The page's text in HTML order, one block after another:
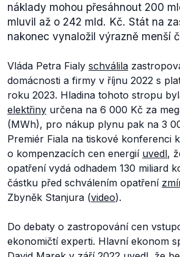
náklady mohou přesáhnout 200
mluvil až o 242 mld. Kč. Stát na
nakonec vynaložil výrazně menší
Vláda Petra Fialy schválila
domácnosti a firmy v říjnu 2022 s
roku 2023. Hladina tohoto stropu
elektřiny určena na 6 000 Kč za
(MWh), pro nákup plynu pak na 3
Premiér Fiala na tiskové konferenci
o kompenzacích cen energií uvedl,
opatření vydá odhadem 130 miliard
částku před schválením opatření
Zbyněk Stanjura (video).
Do debaty o zastropování cen
ekonomičtí experti. Hlavní ekonom